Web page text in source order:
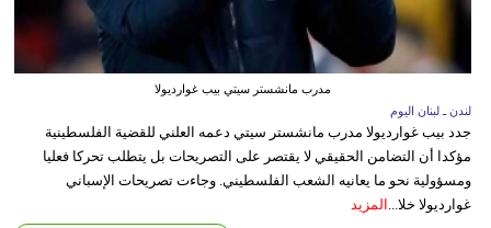
مدرب مانشستر سيتي بيب غوارديولا
لندن ـ لبنان اليوم
جدد بيب غوارديولا مدرب مانشستر سيتي دعمه العلني للقضية الفلسطينية
مؤكدا أن التضامن الحقيقي لا يقتصر على التصريحات بل يتطلب تحركا فعليا
ومسؤولية نحو ما يعانيه الشعب الفلسطيني. وجاءت تصريحات الإسباني
غوارديولا خلا... المزيد